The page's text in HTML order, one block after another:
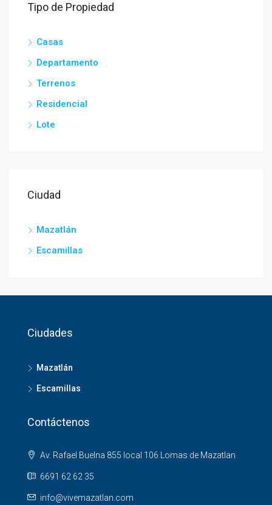
Tipo de Propiedad
Casas
Departamento
Terrenos
Residencial
Lote
Ciudad
Mazatlán
Escamillas
Ciudades
Mazatlán
Escamillas
Contáctenos
Av. Rafael Buelna 855 local 106 Lomas de Mazatlan
6691 62 62 35
info@vivemazatlan.com